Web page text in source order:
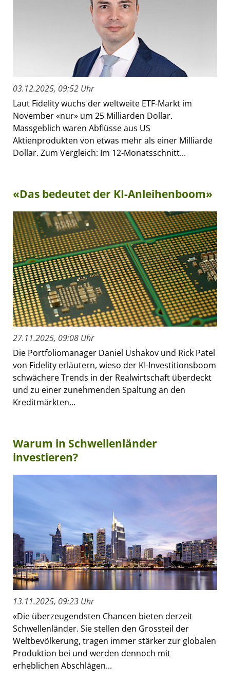
03.12.2025, 09:52 Uhr
Laut Fidelity wuchs der weltweite ETF-Markt im
November «nur» um 25 Milliarden Dollar.
Massgeblich waren Abflüsse aus US
Aktienprodukten von etwas mehr als einer Milliarde
Dollar. Zum Vergleich: Im 12-Monatsschnitt...
«Das bedeutet der KI-Anleihenboom»
27.11.2025, 09:08 Uhr
Die Portfoliomanager Daniel Ushakov und Rick Patel
von Fidelity erläutern, wieso der KI-Investitionsboom
schwächere Trends in der Realwirtschaft überdeckt
und zu einer zunehmenden Spaltung an den
Kreditmärkten...
Warum in Schwellenländer
investieren?
13.11.2025, 09:23 Uhr
«Die überzeugendsten Chancen bieten derzeit
Schwellenländer. Sie stellen den Grossteil der
Weltbevölkerung, tragen immer stärker zur globalen
Produktion bei und werden dennoch mit
erheblichen Abschlägen...